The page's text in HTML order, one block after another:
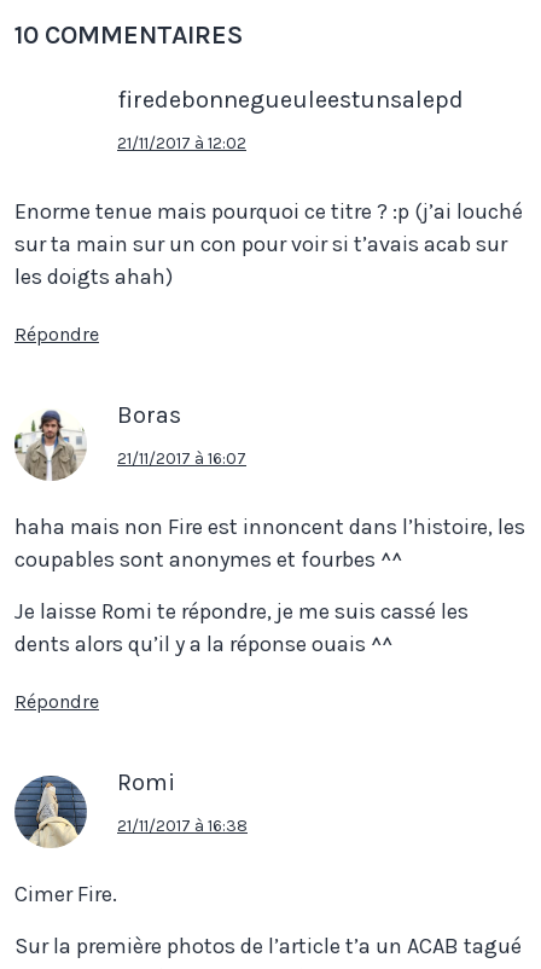
10 COMMENTAIRES
firedebonnegueuleestunsalepd
21/11/2017 à 12:02
Enorme tenue mais pourquoi ce titre ? :p (j’ai louché
sur ta main sur un con pour voir si t’avais acab sur
les doigts ahah)
Répondre
Boras
21/11/2017 à 16:07
haha mais non Fire est innoncent dans l’histoire, les
coupables sont anonymes et fourbes ^^
Je laisse Romi te répondre, je me suis cassé les
dents alors qu’il y a la réponse ouais ^^
Répondre
Romi
21/11/2017 à 16:38
Cimer Fire.
Sur la première photos de l’article t’a un ACAB tagué